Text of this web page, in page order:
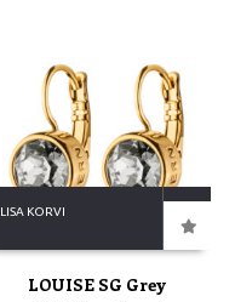
LISA KORVI
LOUISE SG Grey